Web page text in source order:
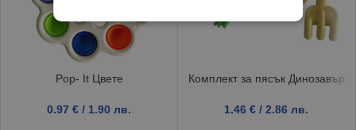
Pop- It Цвете
0.97 € / 1.90 лв.
Комплект за пясък Динозавър
1.46 € / 2.86 лв.